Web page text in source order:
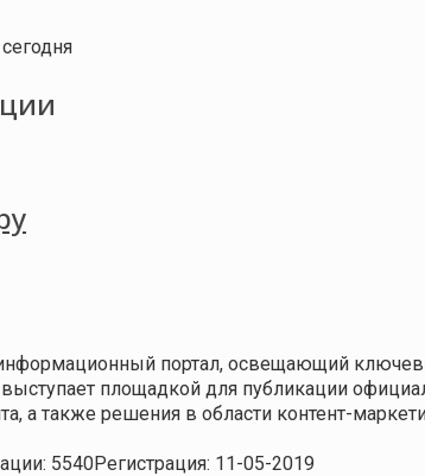
портал, освещающий
выступает площадкой для публикации
а также решения в области контент-
5540Регистрация: 11-05-2019